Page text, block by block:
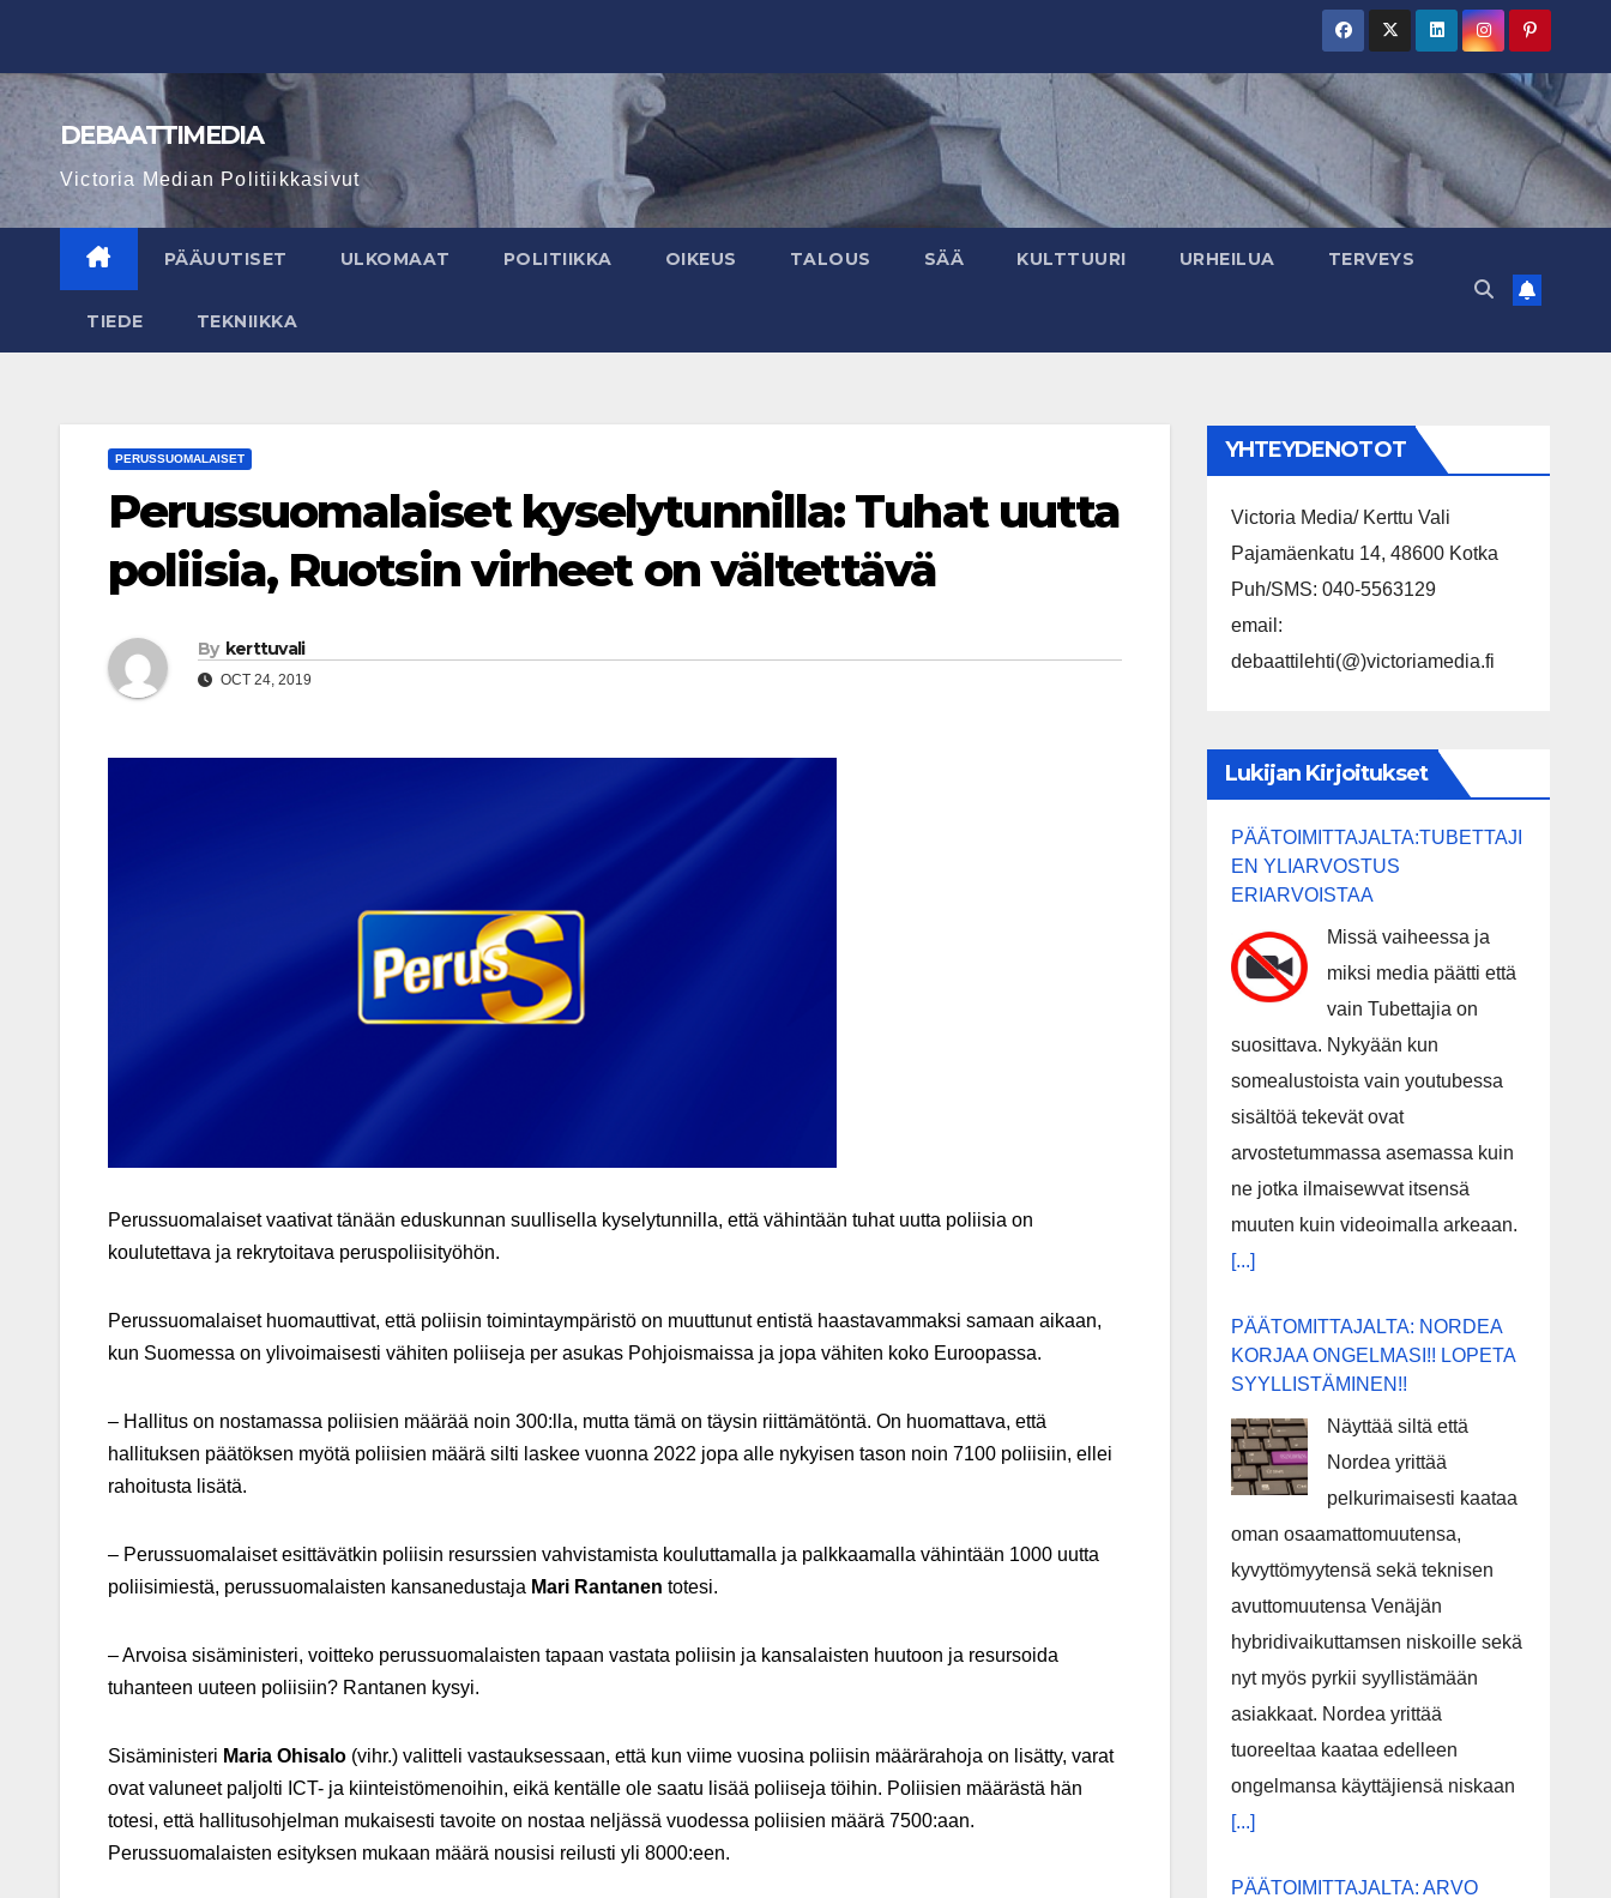
content
DEBAATTIMEDIA
Victoria Median Politiikkasivut
PÄÄUUTISET ULKOMAAT POLITIIKKA OIKEUS TALOUS SÄÄ KULTTUURI URHEILUA TERVEYS
TIEDE TEKNIIKKA
PERUSSUOMALAISET
Perussuomalaiset kyselytunnilla: Tuhat uutta
poliisia, Ruotsin virheet on vältettävä
By kerttuvali
OCT 24, 2019
Perussuomalaiset vaativat tänään eduskunnan suullisella kyselytunnilla, että vähintään tuhat uutta poliisia on
koulutettava ja rekrytoitava peruspoliisityöhön.
Perussuomalaiset huomauttivat, että poliisin toimintaympäristö on muuttunut entistä haastavammaksi samaan aikaan,
kun Suomessa on ylivoimaisesti vähiten poliiseja per asukas Pohjoismaissa ja jopa vähiten koko Euroopassa.
– Hallitus on nostamassa poliisien määrää noin 300:lla, mutta tämä on täysin riittämätöntä. On huomattava, että
hallituksen päätöksen myötä poliisien määrä silti laskee vuonna 2022 jopa alle nykyisen tason noin 7100 poliisiin, ellei
rahoitusta lisätä.
– Perussuomalaiset esittävätkin poliisin resurssien vahvistamista kouluttamalla ja palkkaamalla vähintään 1000 uutta
poliisimiestä, perussuomalaisten kansanedustaja Mari Rantanen totesi.
– Arvoisa sisäministeri, voitteko perussuomalaisten tapaan vastata poliisin ja kansalaisten huutoon ja resursoida
tuhanteen uuteen poliisiin? Rantanen kysyi.
Sisäministeri Maria Ohisalo (vihr.) valitteli vastauksessaan, että kun viime vuosina poliisin määrärahoja on lisätty, varat
ovat valuneet paljolti ICT- ja kiinteistömenoihin, eikä kentälle ole saatu lisää poliiseja töihin. Poliisien määrästä hän
totesi, että hallitusohjelman mukaisesti tavoite on nostaa neljässä vuodessa poliisien määrä 7500:aan.
Perussuomalaisten esityksen mukaan määrä nousisi reilusti yli 8000:een.
YHTEYDENOTOT
Victoria Media/ Kerttu Vali
Pajamäenkatu 14, 48600 Kotka
Puh/SMS: 040-5563129
email:
debaattilehti(@)victoriamedia.fi
Lukijan Kirjoitukset
PÄÄTOIMITTAJALTA:TUBETTAJI
EN YLIARVOSTUS
ERIARVOISTAA
Missä vaiheessa ja
miksi media päätti että
vain Tubettajia on
suosittava. Nykyään kun
somealustoista vain youtubessa
sisältöä tekevät ovat
arvostetummassa asemassa kuin
ne jotka ilmaisewvat itsensä
muuten kuin videoimalla arkeaan.
[...]
PÄÄTOMITTAJALTA: NORDEA
KORJAA ONGELMASI!! LOPETA
SYYLLISTÄMINEN!!
Näyttää siltä että
Nordea yrittää
pelkurimaisesti kaataa
oman osaamattomuutensa,
kyvyttömyytensä sekä teknisen
avuttomuutensa Venäjän
hybridivaikuttamsen niskoille sekä
nyt myös pyrkii syyllistämään
asiakkaat. Nordea yrittää
tuoreeltaa kaataa edelleen
ongelmansa käyttäjiensä niskaan
[...]
PÄÄTOIMITTAJALTA: ARVO